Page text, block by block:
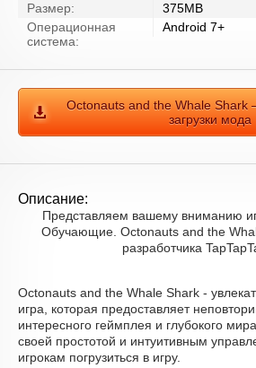
Размер:
375MB
Операционная
система:
Android 7+
Octonauts and the Whale Shark
загрузки мода
Описание:
Представляем вашему вниманию
Обучающие. Octonauts and the
разработчика
Octonauts and the Whale Shark -
игра, которая предоставляет
интересного геймплея и глубокого
своей простотой и интуитивным
игрокам погрузиться в игру.